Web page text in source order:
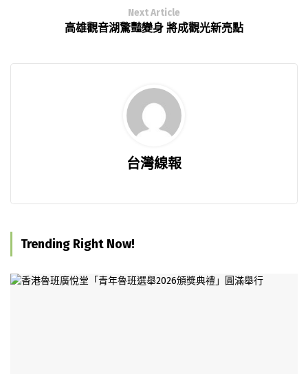
Next Article
高雄觀音湖驚豔變身 將成觀光新亮點
台灣線報
Trending Right Now!